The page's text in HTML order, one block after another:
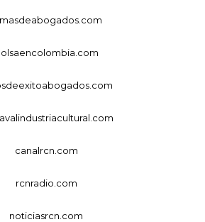
canalrcn.com
rcnradio.com
noticiasrcn.com